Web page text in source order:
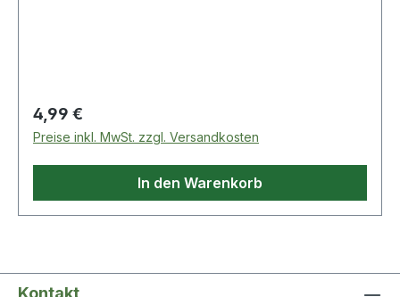
Regulärer Preis:
4,99 €
Preise inkl. MwSt. zzgl. Versandkosten
In den Warenkorb